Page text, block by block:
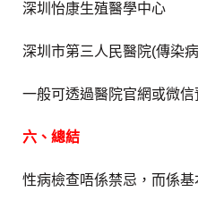
深圳怡康生殖醫學中心
深圳市第三人民醫院(傳染病
一般可透過醫院官網或微信
六、總結
性病檢查唔係禁忌，而係基